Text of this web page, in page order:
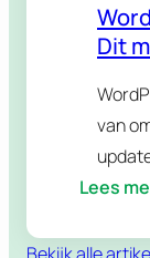
Dit
van
eerder
Lees